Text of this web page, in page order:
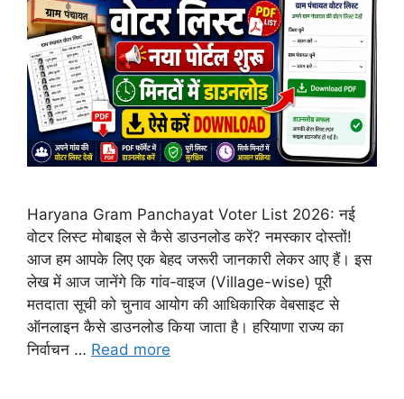
Haryana Gram Panchayat Voter List 2026: नई
वोटर लिस्ट मोबाइल से कैसे डाउनलोड करें? नमस्कार दोस्तों!
आज हम आपके लिए एक बेहद जरूरी जानकारी लेकर आए हैं। इस
लेख में आज जानेंगे कि गांव-वाइज (Village-wise) पूरी
मतदाता सूची को चुनाव आयोग की आधिकारिक वेबसाइट से
ऑनलाइन कैसे डाउनलोड किया जाता है। हरियाणा राज्य का
निर्वाचन … Read more